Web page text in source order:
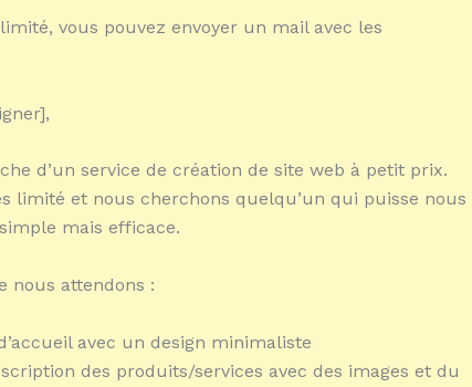
vous pouvez envoyer un mail avec les
d’un service de création de site web à petit prix.
limité et nous cherchons quelqu’un qui puisse nous
mais efficace.
nous attendons :
avec un design minimaliste
des produits/services avec des images et du